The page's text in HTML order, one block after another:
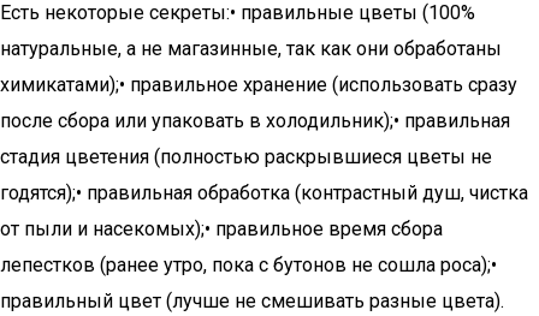
Есть некоторые секреты:• правильные цветы (100%
натуральные, а не магазинные, так как они обработаны
химикатами);• правильное хранение (использовать сразу
после сбора или упаковать в холодильник);• правильная
стадия цветения (полностью раскрывшиеся цветы не
годятся);• правильная обработка (контрастный душ, чистка
от пыли и насекомых);• правильное время сбора
лепестков (ранее утро, пока с бутонов не сошла роса);•
правильный цвет (лучше не смешивать разные цвета).